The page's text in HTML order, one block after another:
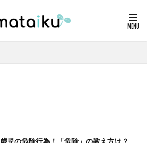
児の危険行為！「危険」の教え方は？